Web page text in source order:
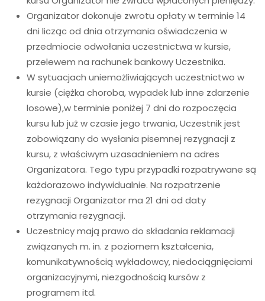
Organizator dokonuje zwrotu opłaty w terminie 14
dni licząc od dnia otrzymania oświadczenia w
przedmiocie odwołania uczestnictwa w kursie,
przelewem na rachunek bankowy Uczestnika.
W sytuacjach uniemożliwiających uczestnictwo w
kursie (ciężka choroba, wypadek lub inne zdarzenie
losowe),w terminie poniżej 7 dni do rozpoczęcia
kursu lub już w czasie jego trwania, Uczestnik jest
zobowiązany do wysłania pisemnej rezygnacji z
kursu, z właściwym uzasadnieniem na adres
Organizatora. Tego typu przypadki rozpatrywane są
każdorazowo indywidualnie. Na rozpatrzenie
rezygnacji Organizator ma 21 dni od daty
otrzymania rezygnacji.
Uczestnicy mają prawo do składania reklamacji
związanych m. in. z poziomem kształcenia,
komunikatywnością wykładowcy, niedociągnięciami
organizacyjnymi, niezgodnością kursów z
programem itd.